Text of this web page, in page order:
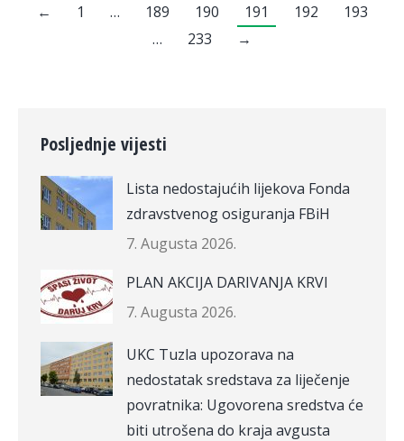
← 1 … 189 190 191 192
193
…
233 →
Posljednje vijesti
Lista nedostajućih lijekova Fonda
zdravstvenog osiguranja FBiH
7. Augusta 2026.
PLAN AKCIJA DARIVANJA KRVI
7. Augusta 2026.
UKC Tuzla upozorava na
nedostatak sredstava za liječenje
povratnika: Ugovorena sredstva će
biti utrošena do kraja avgusta